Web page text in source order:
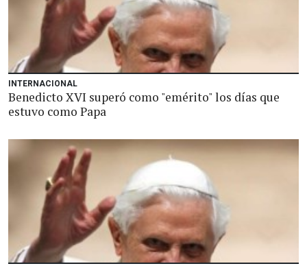
INTERNACIONAL
Benedicto XVI superó como "emérito" los días que
estuvo como Papa